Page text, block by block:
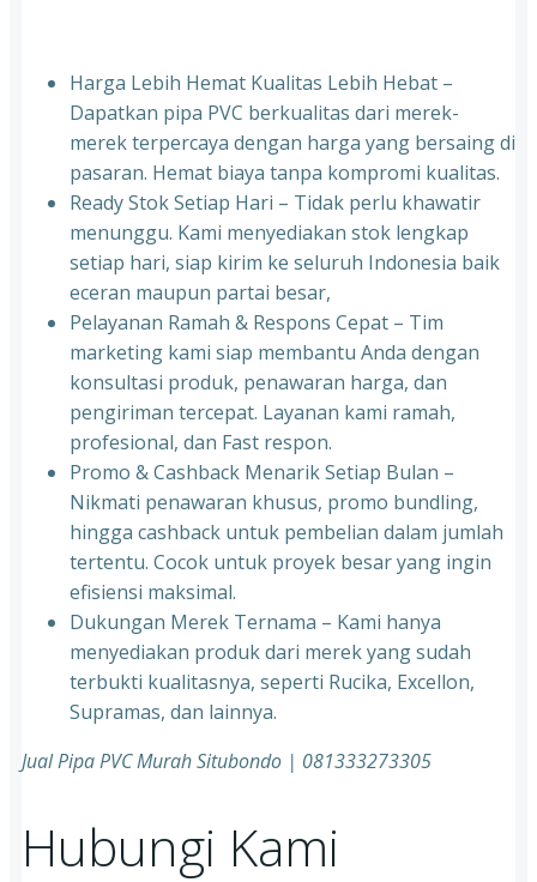
Harga Lebih Hemat Kualitas Lebih Hebat –
Dapatkan pipa PVC berkualitas dari merek-
merek terpercaya dengan harga yang bersaing di
pasaran. Hemat biaya tanpa kompromi kualitas.
Ready Stok Setiap Hari – Tidak perlu khawatir
menunggu. Kami menyediakan stok lengkap
setiap hari, siap kirim ke seluruh Indonesia baik
eceran maupun partai besar,
Pelayanan Ramah & Respons Cepat – Tim
marketing kami siap membantu Anda dengan
konsultasi produk, penawaran harga, dan
pengiriman tercepat. Layanan kami ramah,
profesional, dan Fast respon.
Promo & Cashback Menarik Setiap Bulan –
Nikmati penawaran khusus, promo bundling,
hingga cashback untuk pembelian dalam jumlah
tertentu. Cocok untuk proyek besar yang ingin
efisiensi maksimal.
Dukungan Merek Ternama – Kami hanya
menyediakan produk dari merek yang sudah
terbukti kualitasnya, seperti Rucika, Excellon,
Supramas, dan lainnya.
Jual Pipa PVC Murah Situbondo | 081333273305
Hubungi Kami